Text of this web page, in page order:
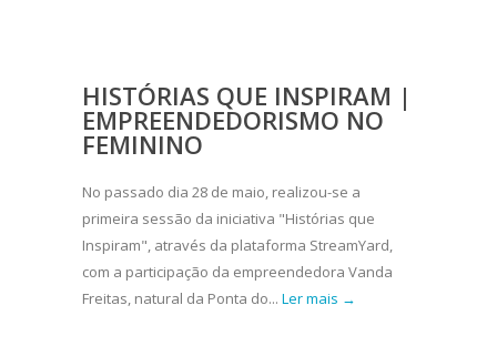
HISTÓRIAS QUE INSPIRAM |
EMPREENDEDORISMO NO
FEMININO
No passado dia 28 de maio, realizou-se a
primeira sessão da iniciativa "Histórias que
Inspiram", através da plataforma StreamYard,
com a participação da empreendedora Vanda
Freitas, natural da Ponta do... Ler mais →